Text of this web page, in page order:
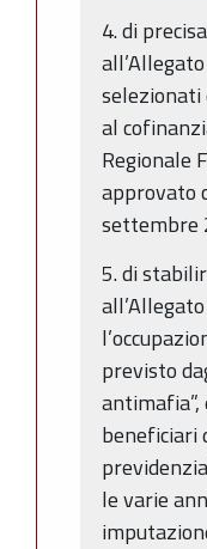
4. di
al
Regionale
approvato
settembre
5. di
previsto
beneficiari
le varie